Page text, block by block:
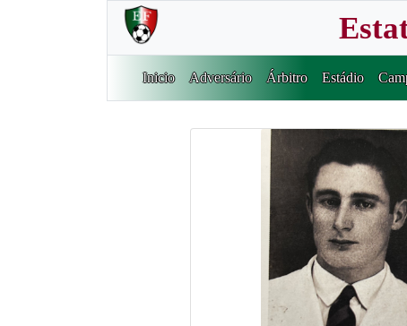
Inicio Adversário Árbitro Estádio